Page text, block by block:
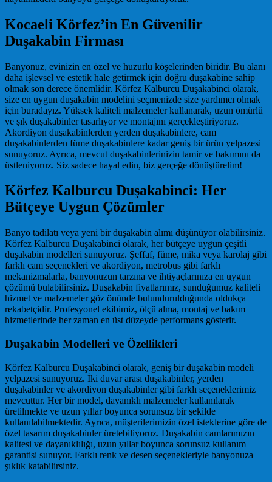
Kocaeli Körfez’in En Güvenilir
Duşakabin Firması
Banyonuz, evinizin en özel ve huzurlu köşelerinden biridir. Bu alanı
daha işlevsel ve estetik hale getirmek için doğru duşakabine sahip
olmak son derece önemlidir. Körfez Kalburcu Duşakabinci olarak,
size en uygun duşakabin modelini seçmenizde size yardımcı olmak
için buradayız. Yüksek kaliteli malzemeler kullanarak, uzun ömürlü
ve şık duşakabinler tasarlıyor ve montajını gerçekleştiriyoruz.
Akordiyon duşakabinlerden yerden duşakabinlere, cam
duşakabinlerden füme duşakabinlere kadar geniş bir ürün yelpazesi
sunuyoruz. Ayrıca, mevcut duşakabinlerinizin tamir ve bakımını da
üstleniyoruz. Siz sadece hayal edin, biz gerçeğe dönüştürelim!
Körfez Kalburcu Duşakabinci: Her
Bütçeye Uygun Çözümler
Banyo tadilatı veya yeni bir duşakabin alımı düşünüyor olabilirsiniz.
Körfez Kalburcu Duşakabinci olarak, her bütçeye uygun çeşitli
duşakabin modelleri sunuyoruz. Şeffaf, füme, mika veya karolaj gibi
farklı cam seçenekleri ve akordiyon, metrobus gibi farklı
mekanizmalarla, banyonuzun tarzına ve ihtiyaçlarınıza en uygun
çözümü bulabilirsiniz. Duşakabin fiyatlarımız, sunduğumuz kaliteli
hizmet ve malzemeler göz önünde bulundurulduğunda oldukça
rekabetçidir. Profesyonel ekibimiz, ölçü alma, montaj ve bakım
hizmetlerinde her zaman en üst düzeyde performans gösterir.
Duşakabin Modelleri ve Özellikleri
Körfez Kalburcu Duşakabinci olarak, geniş bir duşakabin modeli
yelpazesi sunuyoruz. İki duvar arası duşakabinler, yerden
duşakabinler ve akordiyon duşakabinler gibi farklı seçeneklerimiz
mevcuttur. Her bir model, dayanıklı malzemeler kullanılarak
üretilmekte ve uzun yıllar boyunca sorunsuz bir şekilde
kullanılabilmektedir. Ayrıca, müşterilerimizin özel isteklerine göre de
özel tasarım duşakabinler üretebiliyoruz. Duşakabin camlarımızın
kalitesi ve dayanıklılığı, uzun yıllar boyunca sorunsuz kullanım
garantisi sunuyor. Farklı renk ve desen seçenekleriyle banyonuza
şıklık katabilirsiniz.